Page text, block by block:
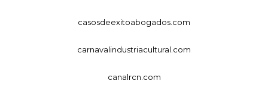
casosdeexitoabogados.com
carnavalindustriacultural.com
canalrcn.com